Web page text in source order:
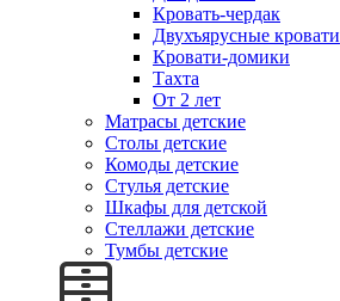
Кровать-чердак
Двухъярусные кровати
Кровати-домики
Тахта
От 2 лет
Матрасы детские
Столы детские
Комоды детские
Стулья детские
Шкафы для детской
Стеллажи детские
Тумбы детские